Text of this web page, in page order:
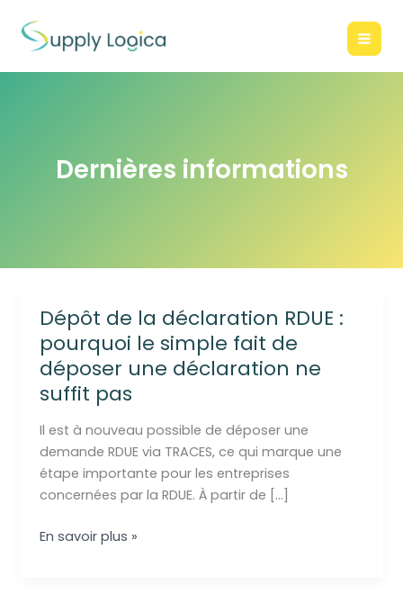
content
Dernières informations
Dépôt de la déclaration RDUE :
pourquoi le simple fait de
déposer une déclaration ne
suffit pas
Il est à nouveau possible de déposer une
demande RDUE via TRACES, ce qui marque une
étape importante pour les entreprises
concernées par la RDUE. À partir de […]
DéclarationRDUE
En savoir plus »